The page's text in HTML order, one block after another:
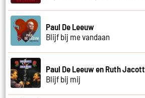
Paul De Leeuw
Blijf bij me vandaan
Paul De Leeuw en Ruth Jacott
Blijf bij mij